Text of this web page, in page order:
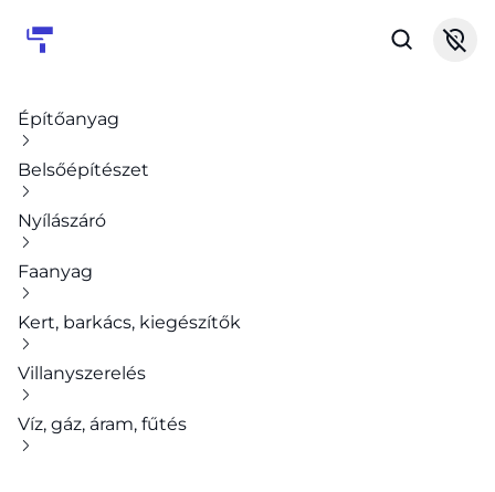
Építőanyag
Belsőépítészet
Nyílászáró
Faanyag
Kert, barkács, kiegészítők
Villanyszerelés
Víz, gáz, áram, fűtés